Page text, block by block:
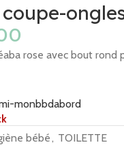
rose avec bout rond
bébé , TOILETTE